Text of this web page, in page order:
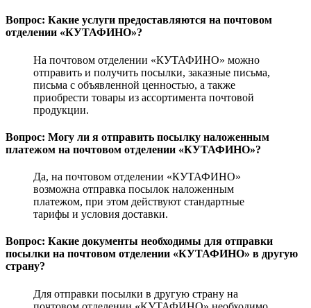
Вопрос: Какие услуги предоставляются на почтовом
отделении «КУТАФИНО»?
На почтовом отделении «КУТАФИНО» можно
отправить и получить посылки, заказные письма,
письма с объявленной ценностью, а также
приобрести товары из ассортимента почтовой
продукции.
Вопрос: Могу ли я отправить посылку наложенным
платежом на почтовом отделении «КУТАФИНО»?
Да, на почтовом отделении «КУТАФИНО»
возможна отправка посылок наложенным
платежом, при этом действуют стандартные
тарифы и условия доставки.
Вопрос: Какие документы необходимы для отправки
посылки на почтовом отделении «КУТАФИНО» в другую
страну?
Для отправки посылки в другую страну на